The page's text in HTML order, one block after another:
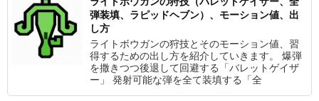
弾装填、ラピッドヘブン）、モーション値、出
し方
ライトボウガンの狩技とそのモーション値、習
得するための出し方を紹介していきます。 爆弾
を撒きつつ後退して回避する「バレットゲイザ
ー」 発射可能な弾を全て装填する「全